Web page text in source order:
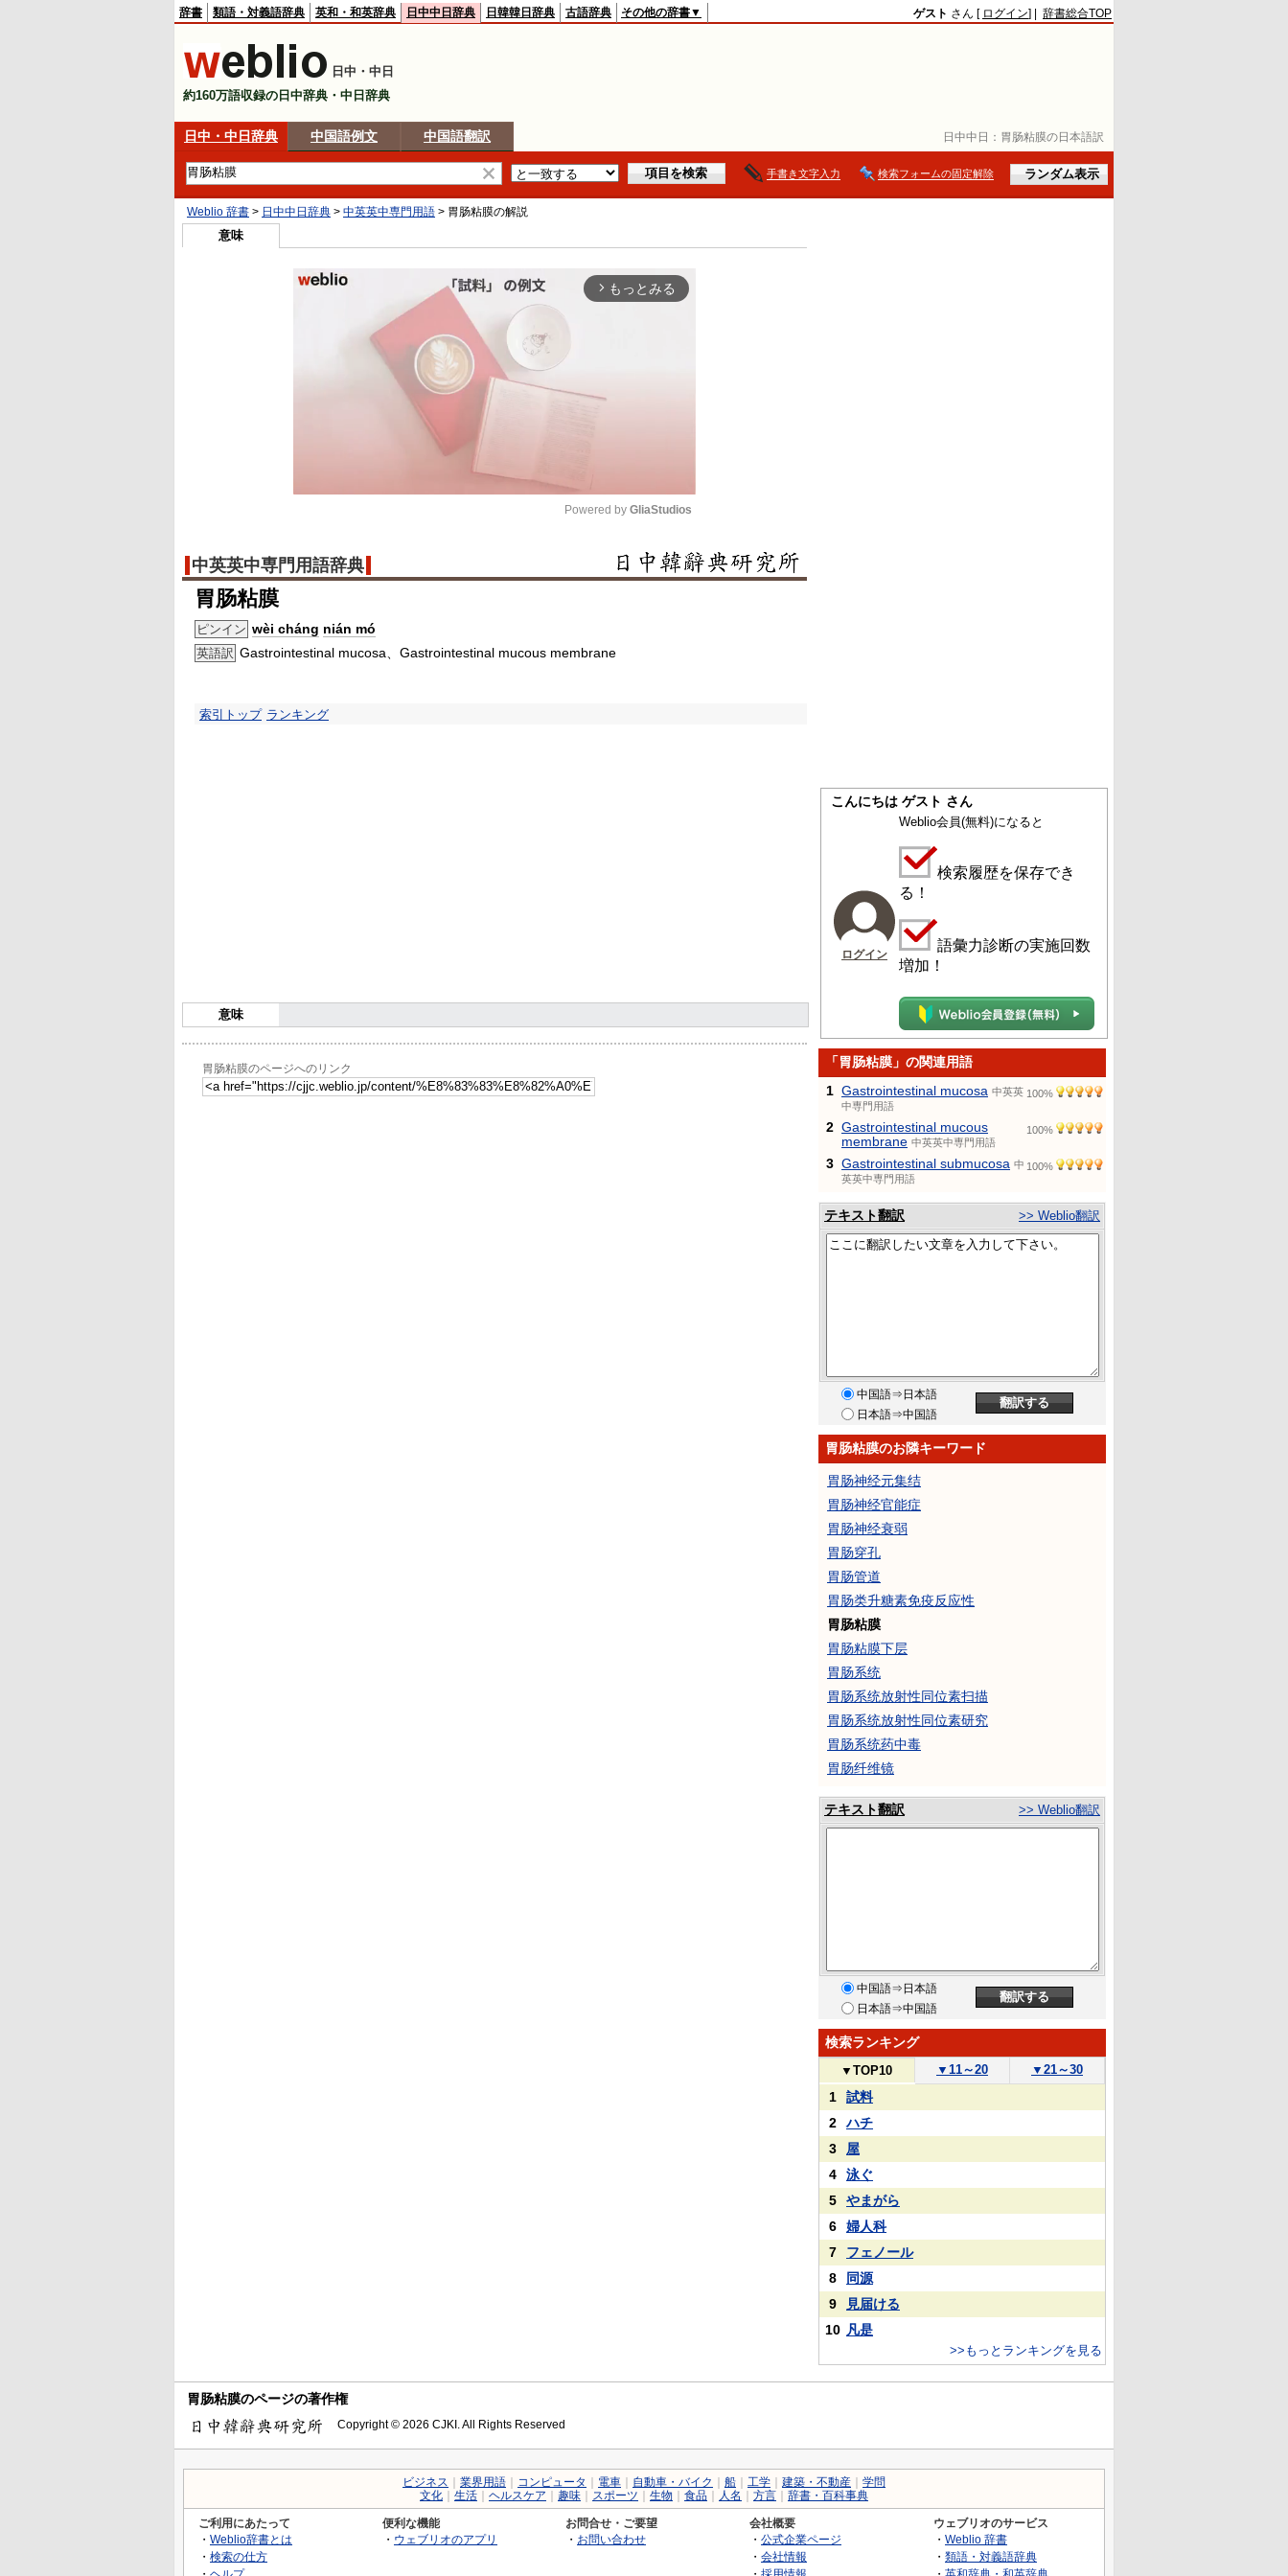
日中中日： 胃肠粘膜の日本語訳
辞書 類語・対義語辞典 英和・和英辞典 日中中日辞典 日韓韓日辞典 古語辞典 その他の辞書▼ ゲスト さん [ ログイン] | 辞書総合TOP
日中・中日
約160万語収録の日中辞典・中日辞典
日中・中日辞典 中国語例文 中国語翻訳
手書き文字入力 検索フォームの固定解除
Weblio 辞書 > 日中中日辞典 > 中英英中専門用語 > 胃肠粘膜の解説
意味
arrow_forward_ios もっとみる
Mute
Powered by GliaStudios
中英英中専門用語辞典
胃肠粘膜
ピンイン wèi cháng nián mó
英語訳 Gastrointestinal mucosa、Gastrointestinal mucous membrane
索引トップ ランキング
意味
胃肠粘膜のページへのリンク
こんにちは ゲスト さん
ログイン
Weblio会員(無料)になると
検索履歴を保存でき
る！
語彙力診断の実施回数
増加！
「胃肠粘膜」の関連用語
1 Gastrointestinal mucosa 中英英
中専門用語
100%
2 Gastrointestinal mucous
membrane 中英英中専門用語
100%
3 Gastrointestinal submucosa 中
英英中専門用語
100%
テキスト翻訳 >> Weblio翻訳
中国語⇒日本語
日本語⇒中国語
胃肠粘膜のお隣キーワード
胃肠神经元集结
胃肠神经官能症
胃肠神经衰弱
胃肠穿孔
胃肠管道
胃肠类升糖素免疫反应性
胃肠粘膜
胃肠粘膜下层
胃肠系统
胃肠系统放射性同位素扫描
胃肠系统放射性同位素研究
胃肠系统药中毒
胃肠纤维镜
テキスト翻訳 >> Weblio翻訳
中国語⇒日本語
日本語⇒中国語
検索ランキング
▼ TOP10 ▼ 11～20 ▼ 21～30
1
試料
2
ハチ
3
屋
4
泳ぐ
5
やまがら
6
婦人科
7
フェノール
8
同源
9
見届ける
10 凡是
>>もっとランキングを見る
胃肠粘膜のページの著作権
Copyright © 2026 CJKI. All Rights Reserved
ビジネス 業界用語 コンピュータ 電車 自動車・バイク 船 工学 建築・不動産
学問
文化
生活 ヘルスケア 趣味 スポーツ 生物 食品 人名 方言 辞書・百科事典
ご利用にあたって
・ Weblio辞書とは
・ 検索の仕方
便利な機能
・ ウェブリオのアプリ
お問合せ・ご要望
・ お問い合わせ
会社概要
・ 公式企業ページ
・ 会社情報
ウェブリオのサービス
・ Weblio 辞書
・ 類語・対義語辞典